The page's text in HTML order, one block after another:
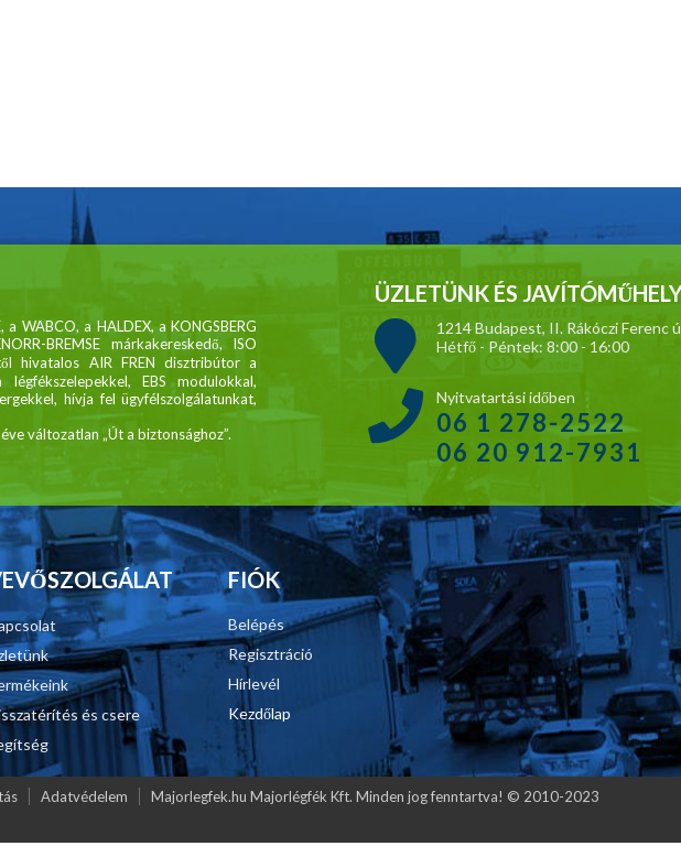
WABCO, a HALDEX, a KONGSBERG
BREMSE márkakereskedő, ISO
hivatalos AIR FREN disztribútor a
EBS modulokkal,
hívja fel ügyfélszolgálatunkat,
változatlan „Út a biztonsághoz”.
ÜZLETÜNK ÉS
1214 Budapest, II. Rákóczi Ferenc
Hétfő - Péntek: 8:00 - 16:00
Nyitvatartási időben
06 1 278-2522
06 20 912-7931
és csere
FIÓK
Belépés
Regisztráció
Hírlevél
Kezdőlap
Adatvédelem Majorlegfek.hu Majorlégfék Kft. Minden jog fenntartva! © 2010-2023